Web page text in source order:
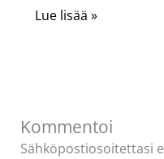
Lue lisää »
Kommentoi
Sähköpostiosoitettasi